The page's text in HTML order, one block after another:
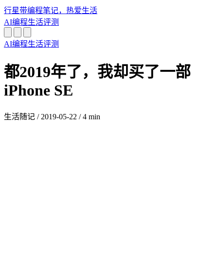
行星带编程笔记，热爱生活
AI编程生活评测
AI编程生活评测
都2019年了，我却买了一部
iPhone SE
生活随记 / 2019-05-22 / 4 min